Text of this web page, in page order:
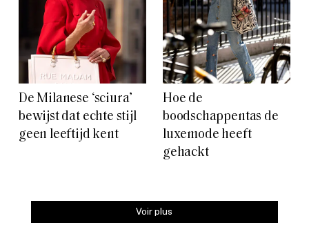
De Milanese ‘sciura’
bewijst dat echte stijl
geen leeftijd kent
Hoe de
boodschappentas de
luxemode heeft
gehackt
Voir plus